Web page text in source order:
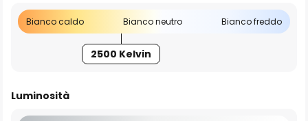
Bianco caldo Bianco neutro Bianco freddo
2500 Kelvin
Luminosità